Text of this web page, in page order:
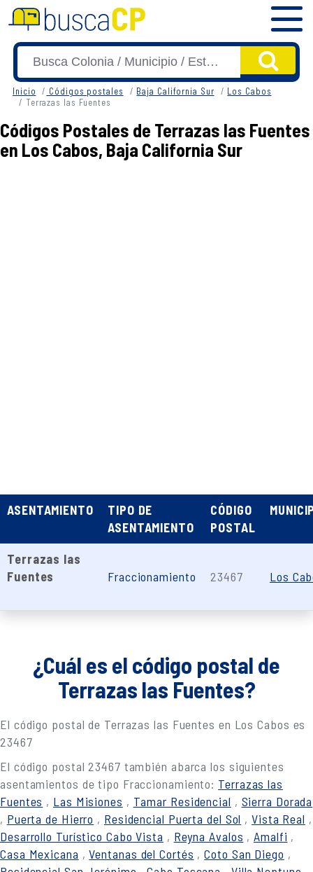
Inicio Códigos postales Baja California Sur
Los Cabos
Terrazas las Fuentes
Códigos Postales de Terrazas las Fuentes
en Los Cabos, Baja California Sur
ASENTAMIENTO
TIPO DE
ASENTAMIENTO
CÓDIGO
POSTAL
Terrazas las
Fuentes
Fraccionamiento 23467 Los
¿Cuál es el código postal de
Terrazas las Fuentes?
El código postal de Terrazas las Fuentes en Los Cabos es
23467
El código postal 23467 también abarca los siguientes
asentamientos de tipo Fraccionamiento: Terrazas las
Fuentes , Las Misiones , Tamar Residencial , Sierra Dorada
, Puerta de Hierro , Residencial Puerta del Sol ,Vista Real ,
Desarrollo Turístico Cabo Vista , Reyna Avalos ,Amalfi ,
Casa Mexicana ,Ventanas del Cortés ,Coto San Diego ,